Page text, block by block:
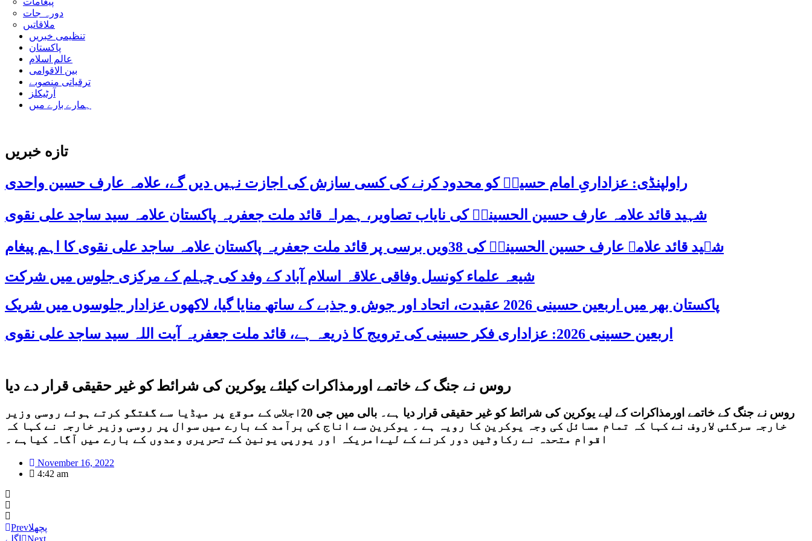
دورہ جات
ملاقاتیں
تنظیمی خبریں
پاکستان
عالم اسلام
بین الاقوامی
ترقیاتی منصوبے
آرٹیکلز
ہمارے بارے میں
تازه خبریں
راولپنڈی: عزاداریِ امام حسینؑ کو محدود کرنے کی کسی سازش کی اجازت نہیں دیں گے، علامہ عارف حسین واحدی
شہید قائد علامہ عارف حسین الحسینیؒ کی نایاب تصاویر، ہمراہ قائد ملت جعفریہ پاکستان علامہ سید ساجد علی نقوی
شہید قائد علامہ عارف حسین الحسینیؒ کی 38ویں برسی پر قائد ملت جعفریہ پاکستان علامہ ساجد علی نقوی کا اہم پیغام
شیعہ علماء کونسل وفاقی علاقہ اسلام آباد کے وفد کی چہلم کے مرکزی جلوس میں شرکت
پاکستان بھر میں اربعین حسینی 2026 عقیدت، اتحاد اور جوش و جذبے کے ساتھ منایا گیا، لاکھوں عزادار جلوسوں میں شریک
اربعین حسینی 2026: عزاداری فکر حسینی کی ترویج کا ذریعہ ہے، قائد ملت جعفریہ آیت اللہ سید ساجد علی نقوی
روس نے جنگ کے خاتمے اورمذاکرات کیلئے یوکرین کی شرائط کو غیر حقیقی قرار دے دیا
روس نے جنگ کے خاتمے اورمذاکرات کے لیے یوکرین کی شرائط کو غیر حقیقی قرار دیا ہے۔ بالی میں جی 20اجلاس کے موقع پر میڈیا سے گفتگو کرتے ہوئے روسی وزیر
خارجہ سرگئی لاروف نے کہا کہ تمام مسائل کی وجہ یوکرین کا رویہ ہے ۔ یوکرین سے اناج کی برآمد کے بارے میں سوال پر روسی وزیر خارجہ نے کہا کہ
اقوام متحدہ نے رکاوٹیں دور کرنے کے لیےامریکہ اور یورپی یونین کے تحریری وعدوں کے بارے میں آگاہ کیاہے ۔
November 16, 2022
4:42 am
Prevپچھلا
اگلے
Next